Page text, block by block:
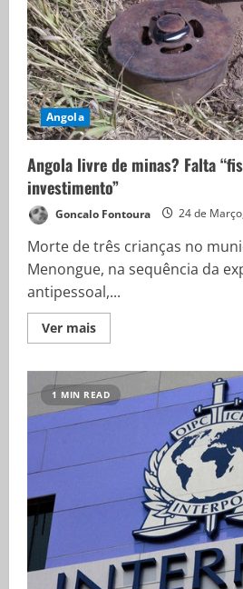
Angola
Angola livre de minas? Falta
investimento”
Goncalo Fontoura 24 de
Morte de três crianças no
Menongue, na sequência da
antipessoal,...
Ver mais
1 MIN READ